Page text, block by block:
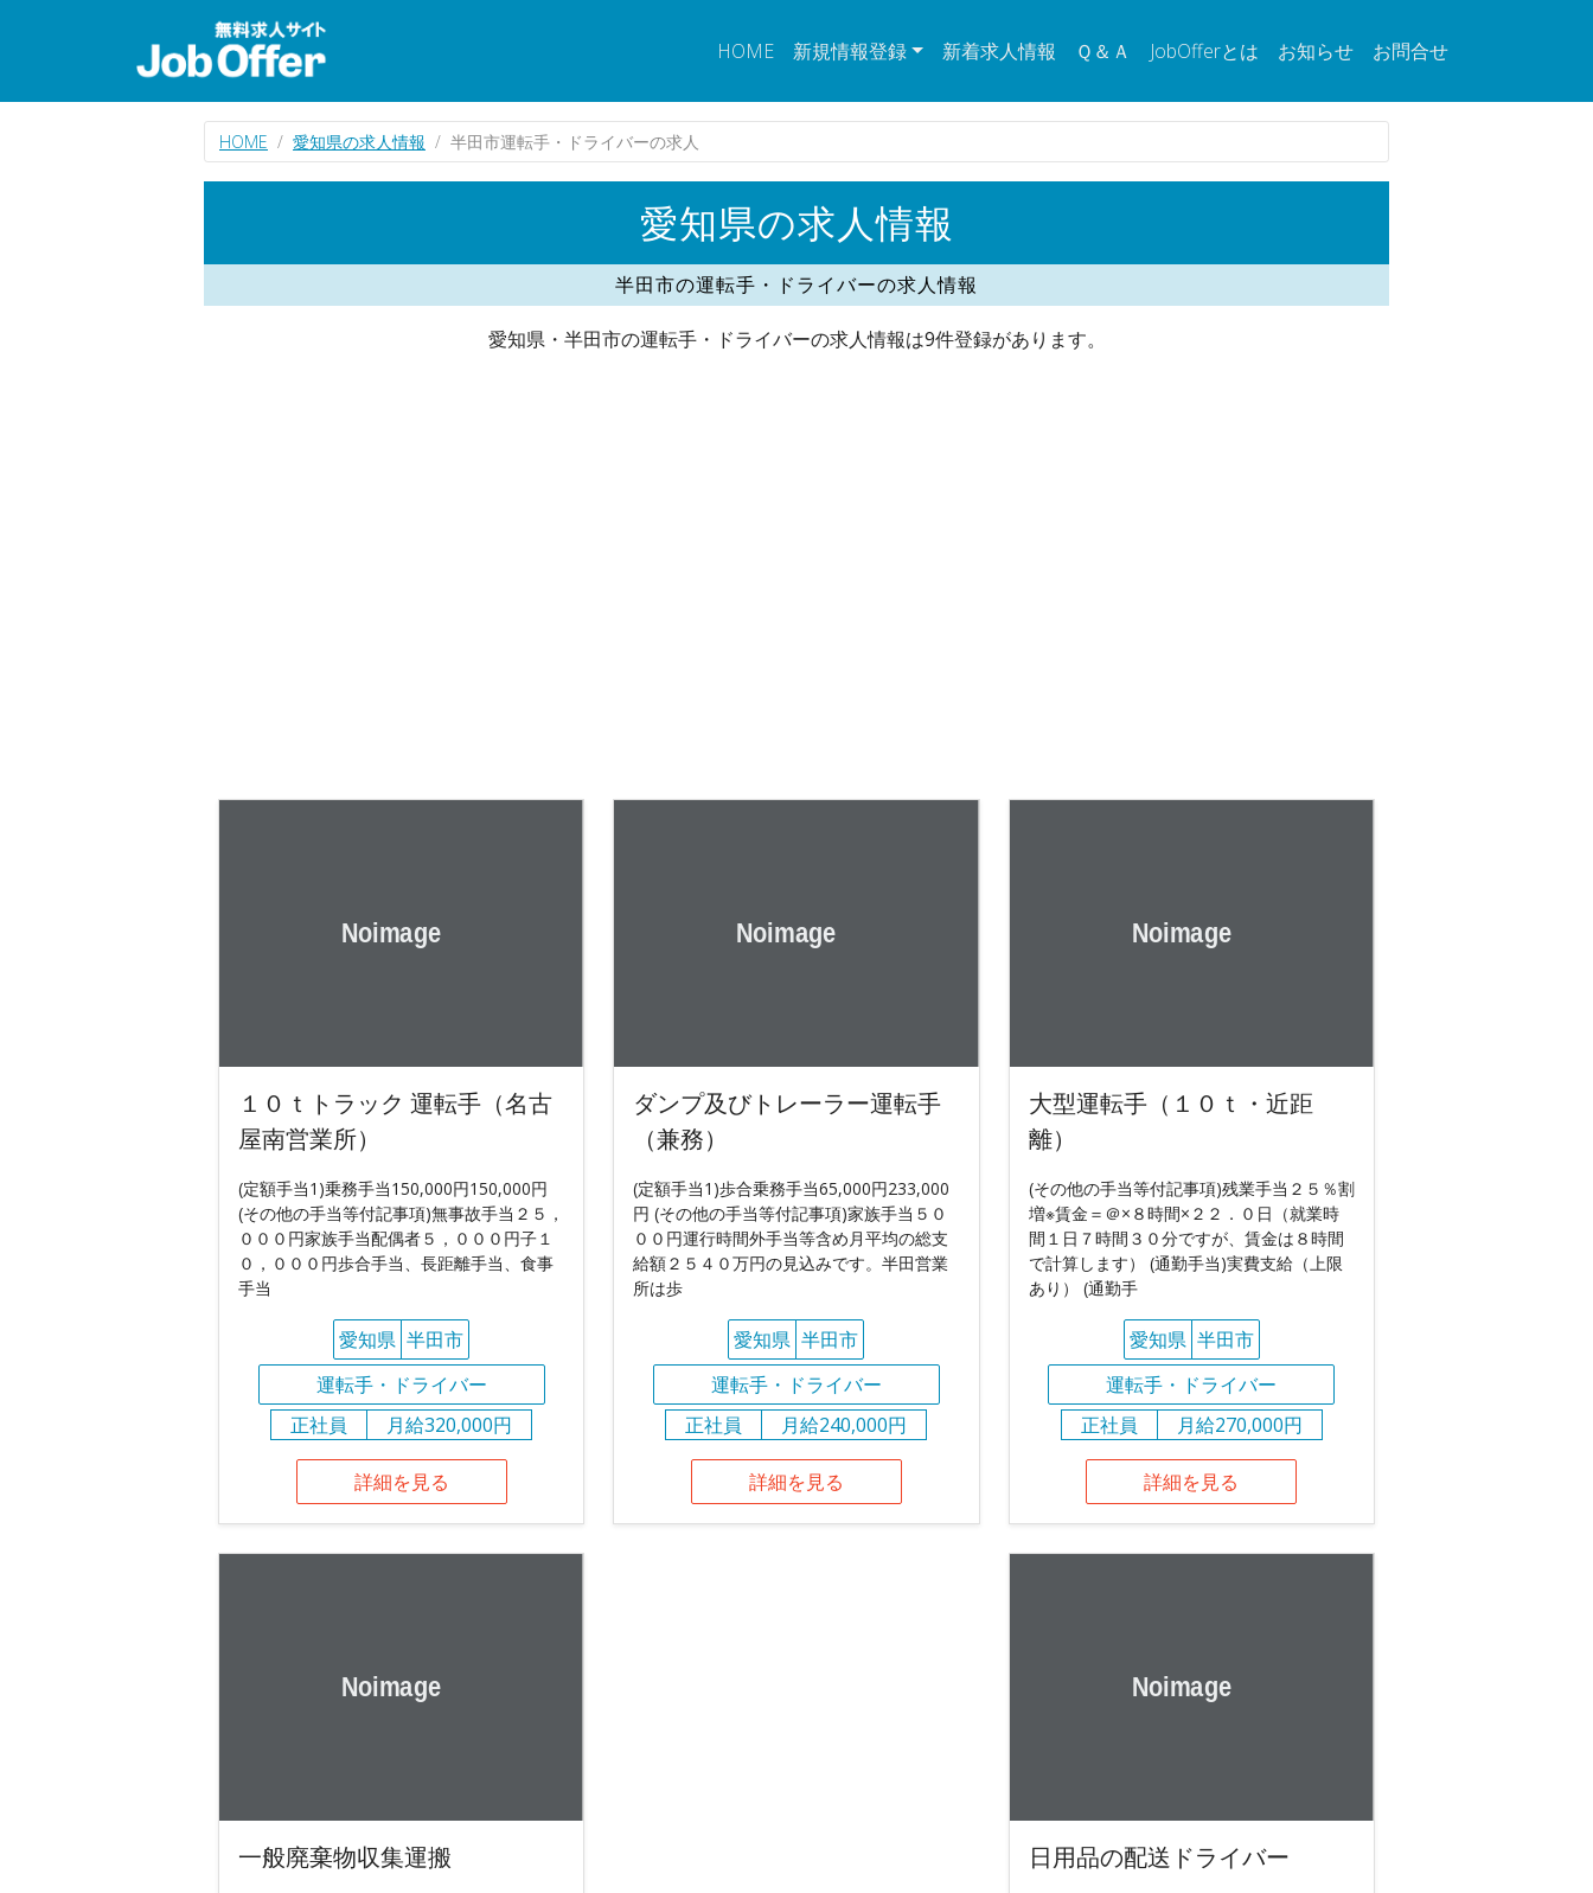
HOME 新規情報登録 新着求人情報 Ｑ＆Ａ JobOfferとは お知らせ お問合せ
HOME 愛知県の求人情報 半田市運転手・ドライバーの求人
愛知県の求人情報
半田市の運転手・ドライバーの求人情報
愛知県・半田市の運転手・ドライバーの求人情報は9件登録があります。
１０ｔトラック 運転手（名古
屋南営業所）
(定額手当1)乗務手当150,000円150,000円
(その他の手当等付記事項)無事故手当２５，
０００円家族手当配偶者５，０００円子１
０，０００円歩合手当、長距離手当、食事
手当
愛知県 半田市
運転手・ドライバー
正社員
月給320,000円
詳細を見る
ダンプ及びトレーラー運転手
（兼務）
(定額手当1)歩合乗務手当65,000円233,000
円 (その他の手当等付記事項)家族手当５０
００円運行時間外手当等含め月平均の総支
給額２５４０万円の見込みです。半田営業
所は歩
愛知県 半田市
運転手・ドライバー
正社員
月給240,000円
詳細を見る
大型運転手（１０ｔ・近距
離）
(その他の手当等付記事項)残業手当２５％割
増※賃金＝＠×８時間×２２．０日（就業時
間１日７時間３０分ですが、賃金は８時間
で計算します） (通勤手当)実費支給（上限
あり） (通勤手
愛知県 半田市
運転手・ドライバー
正社員
月給270,000円
詳細を見る
一般廃棄物収集運搬 日用品の配送ドライバー